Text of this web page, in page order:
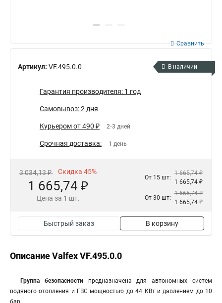
Артикул: VF.495.0.0
Сравнить
В наличии
Гарантия производителя: 1 год
Самовывоз: 2 дня
Курьером от 490 ₽ 2-3 дней
Срочная доставка: 1 день
3 034,13 ₽ Скидка 45%
1 665,74 ₽
Цена за 1 шт.
От 15 шт:
1 665,74 ₽
1 665,74 ₽
От 30 шт:
1 665,74 ₽
1 665,74 ₽
Быстрый заказ В корзину
Описание Valfex VF.495.0.0
Группа безопасностипредназначена для автономных систем
водяного отопления и ГВС мощностью до 44 КВт и давлением до 10
бар.